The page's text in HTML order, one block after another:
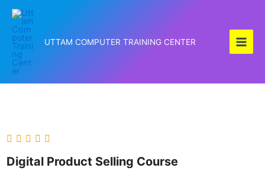
Skip
content
UTTAM COMPUTER TRAINING CENTER
Digital Product Selling Course